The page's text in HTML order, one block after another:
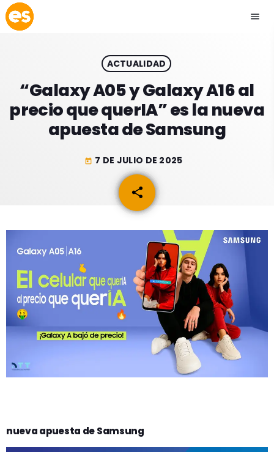
menu
play_arrow EMISIÓN LA PAZ
play_arrow EMISIÓN COCHABAMBA
ACTUALIDAD
ESPECTÁCULOS
GEEKERS
MÚSICA
PROGRAMACIÓN
INICIO
RADIO SPLENDID
CONTACTO
ACTUALIDAD
“Galaxy A05 y Galaxy A16 al
precio que querIA” es la nueva
apuesta de Samsung
today 7 DE JULIO DE 2025
share
email
nueva apuesta de Samsung